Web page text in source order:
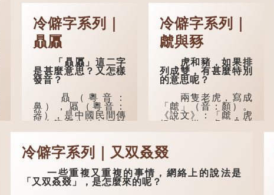
去，也終會重新得到。
李白作此詩時，大約是天寶十一年。當時他
已被唐玄宗賜金放還約八年，這期間經常與朋友
遊山玩水，部分詩作顯露出懷才...
冷僻字系列｜
贔屭
「贔屭」這二字
是甚麼意思？又怎樣
發音？
贔（粵音：
鼻），屭（粵音：
器），是中國民間傳
子之一，外形像
龜。
據明代楊慎《升
庵外集》記載，龍生
九子的次序排列為：
贔屭、螭吻、蒲牢、
冷僻字系列｜
虤與豩
虎和豬，如果排
列成雙，有甚麼特別
的意思呢？
兩隻老虎，寫成
「虤」（音：顏）。
《說文》：「虤，虎
人詩中亦有「求閑未
得閑，眾誚瞋虤虤」
之句，意思是眾人的
譏諷讓人怒目而視。
冷僻字系列｜又双叒叕
一些重複又重複的事情，網絡上的說法是
「又双叒叕」，是怎麼來的呢？